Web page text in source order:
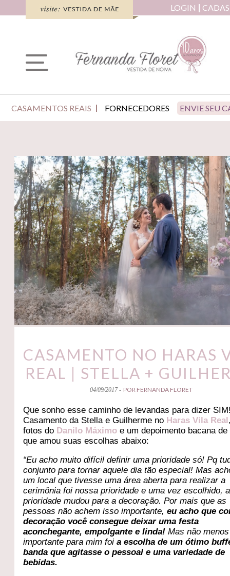
LOGIN
CASAMENTOS REAIS FORNECEDORES ENVIE SEU
CASAMENTO NO HARAS
REAL | STELLA +
04/09/2017 - POR FERNANDA FLORET
Que sonho esse caminho de levandas para dizer
Casamento da Stella e Guilherme no Haras Vila Real
fotos do Danilo Máximo e um depoimento bacana de
que amou suas escolhas abaixo:
“Eu acho muito difícil definir uma prioridade só! Pq
conjunto para tornar aquele dia tão especial! Mas
um local que tivesse uma área aberta para realizar a
cerimônia foi nossa prioridade e uma vez escolhido, a
prioridade mudou para a decoração. Por mais que as
pessoas não achem isso importante,eu acho que
decoração você consegue deixar uma festa
aconchegante, empolgante e linda! Mas não menos
importante para mim foia escolha de um ótimo
banda que agitasse o pessoal e uma variedade de
bebidas.